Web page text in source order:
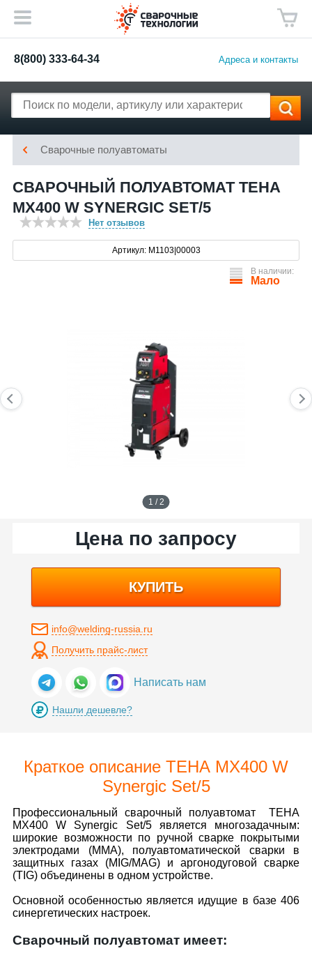
8(800) 333-64-34 Адреса и контакты
Сварочные полуавтоматы
СВАРОЧНЫЙ ПОЛУАВТОМАТ ТЕНА
MX400 W SYNERGIC SET/5
Нет отзывов
Артикул: M1103|00003
В наличии:
Мало
1 / 2
Цена по запросу
КУПИТЬ
info@welding-russia.ru
Получить прайс-лист
Написать нам
Нашли дешевле?
Краткое описание ТЕНА MX400 W
Synergic Set/5
Профессиональный сварочный полуавтомат TEHA
MX400 W Synergic Set/5 является многозадачным:
широкие возможности по ручной сварке покрытыми
электродами (MMA), полуавтоматической сварки в
защитных газах (MIG/MAG) и аргонодуговой сварке
(TIG) объединены в одном устройстве.
Основной особенностью является идущие в базе 406
синергетических настроек.
Сварочный полуавтомат имеет: